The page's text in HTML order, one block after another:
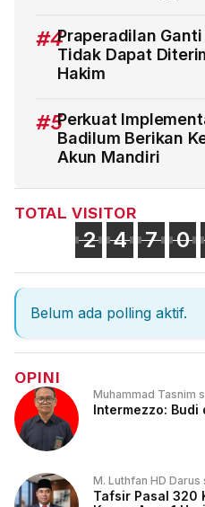
#4Praperadilan Ganti
Tidak Dapat
Hakim
#5Perkuat
Badilum Berikan
Akun Mandiri
TOTAL VISITOR
2 4 7 0
Belum ada polling aktif.
OPINI
Muhammad Tasnim
Intermezzo: Budi
M. Luthfan HD Darus
Tafsir Pasal 320